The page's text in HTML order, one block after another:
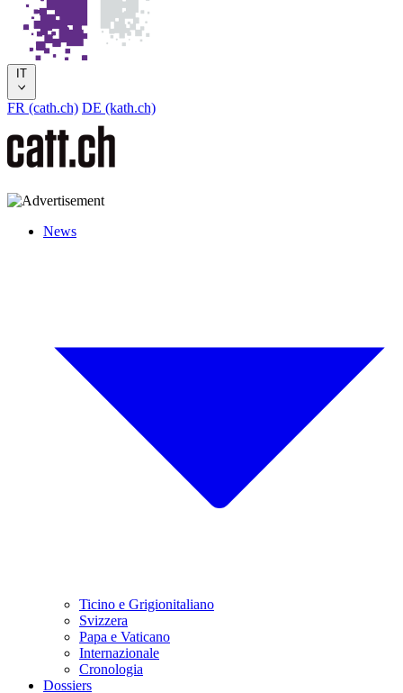
IT
FR (cath.ch) DE (kath.ch)
News
Ticino e Grigionitaliano
Svizzera
Papa e Vaticano
Internazionale
Cronologia
Dossiers